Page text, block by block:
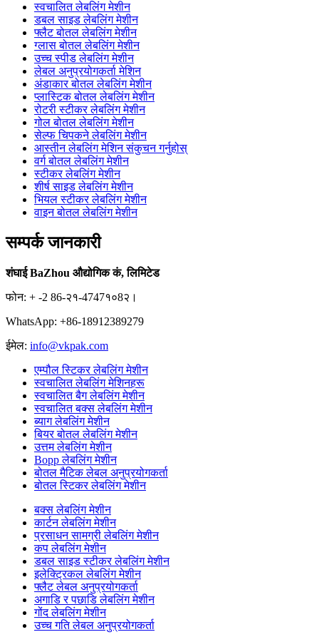
स्वचालित लेबलिंग मेशीन
डबल साइड लेबलिंग मेशीन
फ्लैट बोतल लेबलिंग मेशीन
ग्लास बोतल लेबलिंग मेशीन
उच्च स्पीड लेबलिंग मेशीन
लेबल अनुप्रयोगकर्ता मेशिन
अंडाकार बोतल लेबलिंग मेशीन
प्लास्टिक बोतल लेबलिंग मेशीन
रोटरी स्टीकर लेबलिंग मेशीन
गोल बोतल लेबलिंग मेशीन
सेल्फ चिपकने लेबलिंग मेशीन
आस्तीन लेबलिंग मेशिन संकुचन गर्नुहोस्
वर्ग बोतल लेबलिंग मेशीन
स्टीकर लेबलिंग मेशीन
शीर्ष साइड लेबलिंग मेशीन
भियल स्टीकर लेबलिंग मेशीन
वाइन बोतल लेबलिंग मेशीन
सम्पर्क जानकारी
शंघाई BaZhou औद्योगिक कं, लिमिटेड
फोन: + -2 86-२१-4747१०8२।
WhatsApp: +86-18912389279
ईमेल: info@vkpak.com
एम्पौल स्टिकर लेबलिंग मेशीन
स्वचालित लेबलिंग मेशिनहरू
स्वचालित बैग लेबलिंग मेशीन
स्वचालित बक्स लेबलिंग मेशीन
ब्याग लेबलिंग मेशीन
बियर बोतल लेबलिंग मेशीन
उत्तम लेबलिंग मेशीन
Bopp लेबलिंग मेशीन
बोतल मैटिक लेबल अनुप्रयोगकर्ता
बोतल स्टिकर लेबलिंग मेशीन
बक्स लेबलिंग मेशीन
कार्टन लेबलिंग मेशीन
प्रसाधन सामग्री लेबलिंग मेशीन
कप लेबलिंग मेशीन
डबल साइड स्टीकर लेबलिंग मेशीन
इलेक्ट्रिकल लेबलिंग मेशीन
फ्लैट लेबल अनुप्रयोगकर्ता
अगाडि र पछाडि लेबलिंग मेशीन
गोंद लेबलिंग मेशीन
उच्च गति लेबल अनुप्रयोगकर्ता